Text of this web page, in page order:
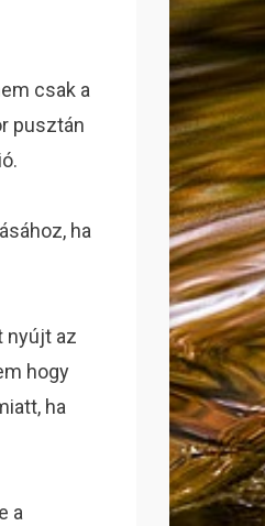
csak a
pusztán
ha
nyújt az
hogy
ha
a